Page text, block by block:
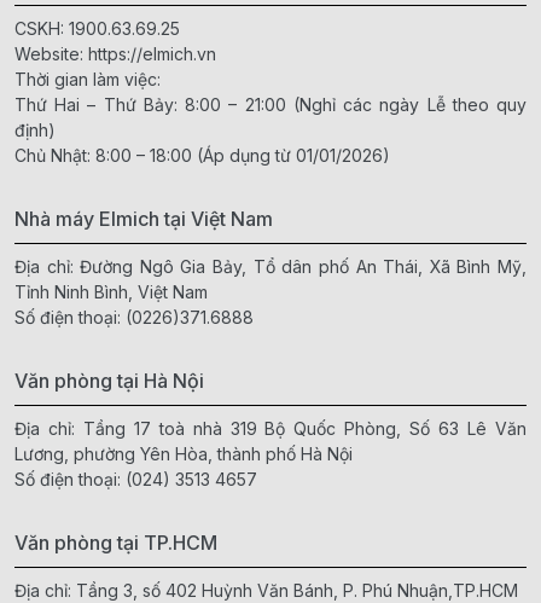
CSKH: 1900.63.69.25
Website: https://elmich.vn
Thời gian làm việc:
Thứ Hai – Thứ Bảy: 8:00 – 21:00 (Nghỉ các ngày Lễ theo quy
định)
Chủ Nhật: 8:00 – 18:00 (Áp dụng từ 01/01/2026)
Nhà máy Elmich tại Việt Nam
Địa chỉ: Đường Ngô Gia Bảy, Tổ dân phố An Thái, Xã Bình Mỹ,
Tỉnh Ninh Bình, Việt Nam
Số điện thoại: (0226)371.6888
Văn phòng tại Hà Nội
Địa chỉ: Tầng 17 toà nhà 319 Bộ Quốc Phòng, Số 63 Lê Văn
Lương, phường Yên Hòa, thành phố Hà Nội
Số điện thoại: (024) 3513 4657
Văn phòng tại TP.HCM
Địa chỉ: Tầng 3, số 402 Huỳnh Văn Bánh, P. Phú Nhuận,TP.HCM